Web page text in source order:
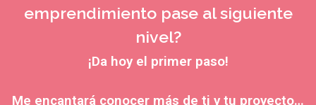
emprendimiento pase al siguiente
nivel?
¡Da hoy el primer paso!
Me encantará conocer más de ti y tu proyecto…